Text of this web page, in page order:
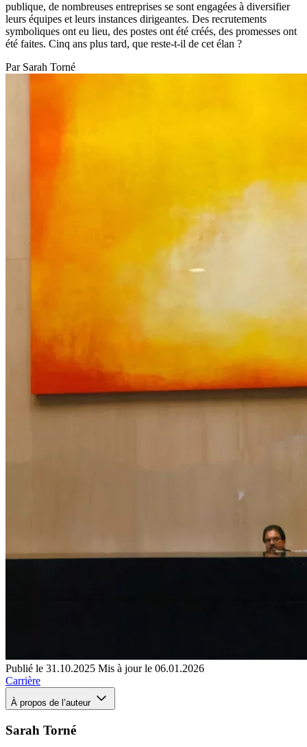
publique, de nombreuses entreprises se sont engagées à diversifier
leurs équipes et leurs instances dirigeantes. Des recrutements
symboliques ont eu lieu, des postes ont été créés, des promesses ont
été faites. Cinq ans plus tard, que reste-t-il de cet élan ?
Par Sarah Torné
Publié le 31.10.2025 Mis à jour le 06.01.2026
Carrière
À propos de l’auteur
Sarah Torné